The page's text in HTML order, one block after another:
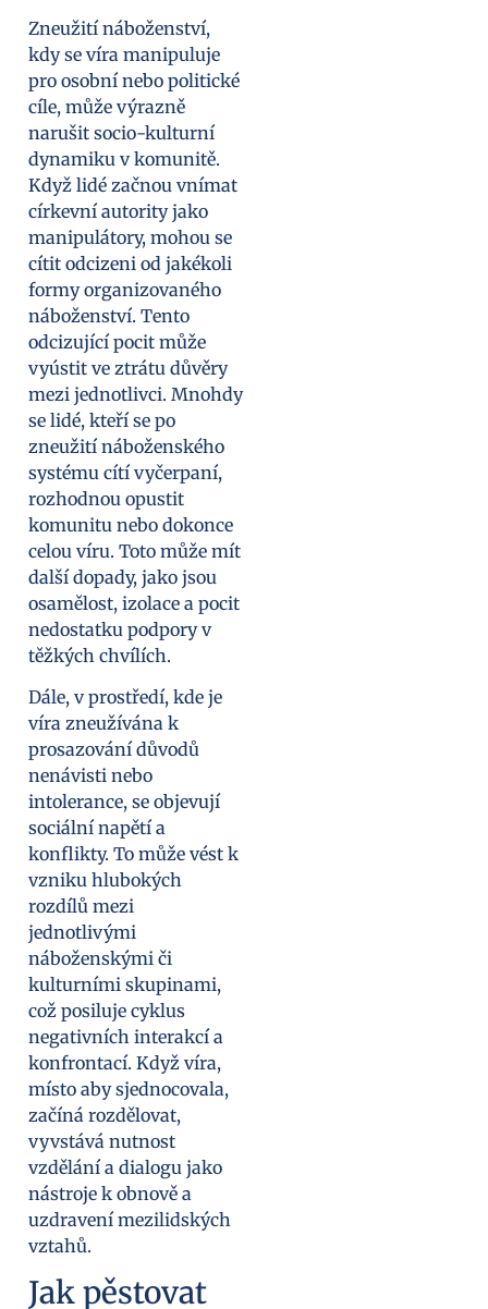
Zneužití náboženství,
kdy se víra manipuluje
pro osobní nebo politické
cíle, může výrazně
narušit socio-kulturní
dynamiku v komunitě.
Když lidé začnou vnímat
církevní autority jako
manipulátory, mohou se
cítit odcizeni od jakékoli
formy organizovaného
náboženství. Tento
odcizující pocit může
vyústit ve ztrátu důvěry
mezi jednotlivci. Mnohdy
se lidé, kteří se po
zneužití náboženského
systému cítí vyčerpaní,
rozhodnou opustit
komunitu nebo dokonce
celou víru. Toto může mít
další dopady, jako jsou
osamělost, izolace a pocit
nedostatku podpory v
těžkých chvílích.
Dále, v prostředí, kde je
víra zneužívána k
prosazování důvodů
nenávisti nebo
intolerance, se objevují
sociální napětí a
konflikty. To může vést k
vzniku hlubokých
rozdílů mezi
jednotlivými
náboženskými či
kulturními skupinami,
což posiluje cyklus
negativních interakcí a
konfrontací. Když víra,
místo aby sjednocovala,
začíná rozdělovat,
vyvstává nutnost
vzdělání a dialogu jako
nástroje k obnově a
uzdravení mezilidských
vztahů.
Jak pěstovat